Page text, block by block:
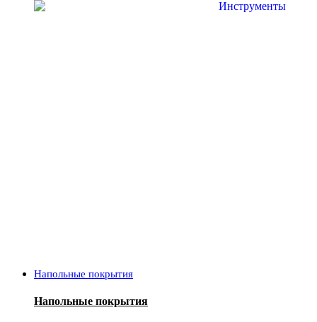
Напольные покрытия
Напольные покрытия